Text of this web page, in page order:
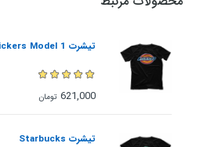
تیشرت Dickers Model 1
621,000 تومان
تیشرت Starbucks